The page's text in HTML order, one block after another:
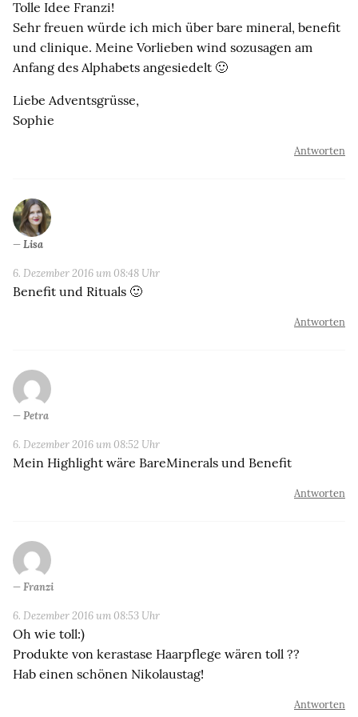
Tolle Idee Franzi!
Sehr freuen würde ich mich über bare mineral, benefit
und clinique. Meine Vorlieben wind sozusagen am
Anfang des Alphabets angesiedelt 🙂
Liebe Adventsgrüsse,
Sophie
Antworten
Lisa
6. Dezember 2016 um 08:48 Uhr
Benefit und Rituals 🙂
Antworten
Petra
6. Dezember 2016 um 08:52 Uhr
Mein Highlight wäre BareMinerals und Benefit
Antworten
Franzi
6. Dezember 2016 um 08:53 Uhr
Oh wie toll:)
Produkte von kerastase Haarpflege wären toll ??
Hab einen schönen Nikolaustag!
Antworten